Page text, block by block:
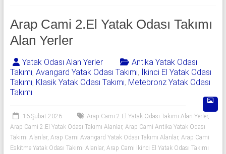
541
06
06
|
Yıldız
Spot
Yatak
odası
Arap Cami 2.El Yatak Odası Takımı
Alan Yerler
Yatak Odası Alan Yerler
Antika Yatak Odası
Takımı, Avangard Yatak Odası Takımı, İkinci El Yatak Odası
Takımı, Klasik Yatak Odası Takımı, Metebronz Yatak Odası
Takımı
16 Şubat 2026 Arap Cami 2.El Yatak Odası Takımı Alan Yerler,
Arap Cami 2.El Yatak Odası Takımı Alanlar, Arap Cami Antika Yatak Odası
Takımı Alanlar, Arap Cami Avangard Yatak Odası Takımı Alanlar, Arap Cami
Eskitme Yatak Odası Takımı Alanlar, Arap Cami İkinci El Yatak Odası Takımı